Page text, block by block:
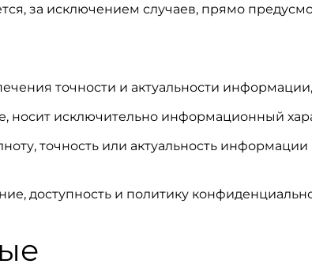
за исключением случаев, прямо
точности и актуальности
носит исключительно информационный
точность или актуальность
доступность и политику